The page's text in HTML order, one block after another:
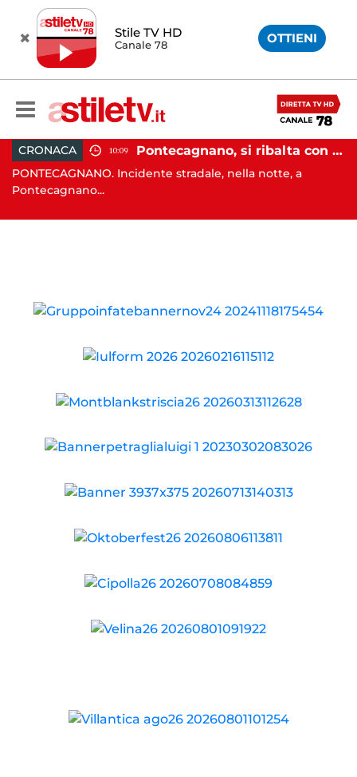
Stile TV HD
Canale 78 OTTIENI
CRONACA 10:09 Pontecagnano, si ribalta con l'auto alla rotatoria: giovane ferito
PONTECAGNANO. Incidente stradale, nella notte, a
Pontecagnano...